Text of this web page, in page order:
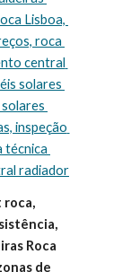
Lisboa,
roca
central
solares
inspeção
técnica
radiador
roca,
Roca
de